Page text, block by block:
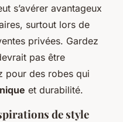
s’avérer avantageux
surtout lors de
privées. Gardez
pas être
pour des robes qui
et durabilité.
de style